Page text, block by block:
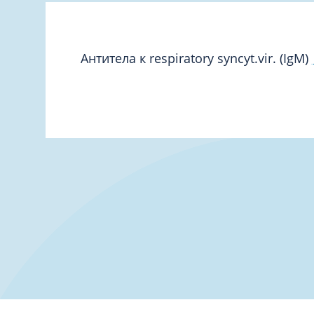
Лабораторная диагностика
Антитела к respiratory syncyt.vir. (IgM)